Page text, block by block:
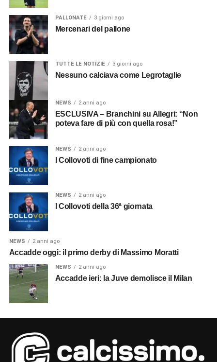
PALLONATE 3 giorni ago
Mercenari del pallone
TUTTE LE NOTIZIE 3 giorni ago
Nessuno calciava come Legrotaglie
NEWS 2 anni ago
ESCLUSIVA – Branchini su Allegri: “Non
poteva fare di più con quella rosa!”
NEWS 2 anni ago
I Collovoti di fine campionato
NEWS 2 anni ago
I Collovoti della 36ª giornata
NEWS 2 anni ago
Accadde oggi: il primo derby di Massimo Moratti
NEWS 2 anni ago
Accadde ieri: la Juve demolisce il Milan